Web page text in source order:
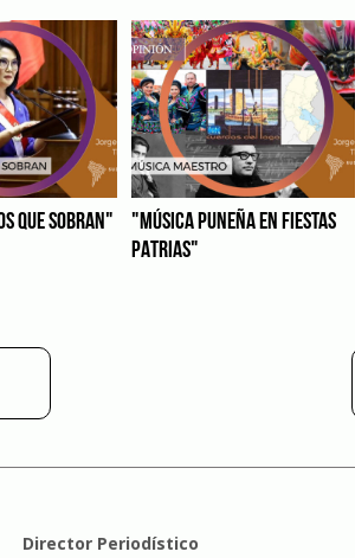
QUE SOBRAN"
"MÚSICA PUNEÑA EN FIESTAS
PATRIAS"
Director Periodístico